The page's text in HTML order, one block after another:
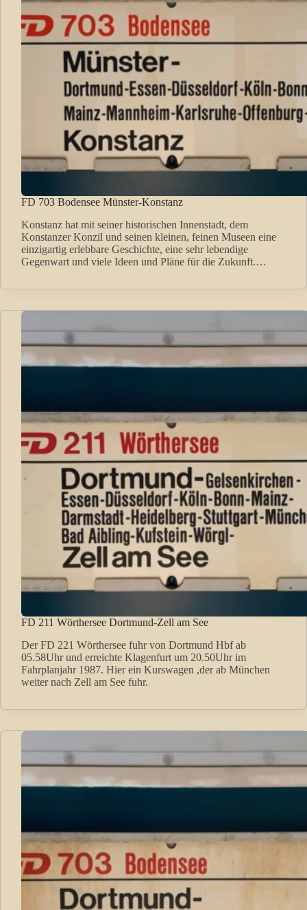
FD 703 Bodensee Münster-Konstanz
Konstanz hat mit seiner historischen Innenstadt, dem
Konstanzer Konzil und seinen kleinen, feinen Museen eine
einzigartig erlebbare Geschichte, eine sehr lebendige
Gegenwart und viele Ideen und Pläne für die Zukunft.…
FD 211 Wörthersee Dortmund-Zell am See
Der FD 221 Wörthersee fuhr von Dortmund Hbf ab
05.58Uhr und erreichte Klagenfurt um 20.50Uhr im
Fahrplanjahr 1987. Hier ein Kurswagen ,der ab München
weiter nach Zell am See fuhr.